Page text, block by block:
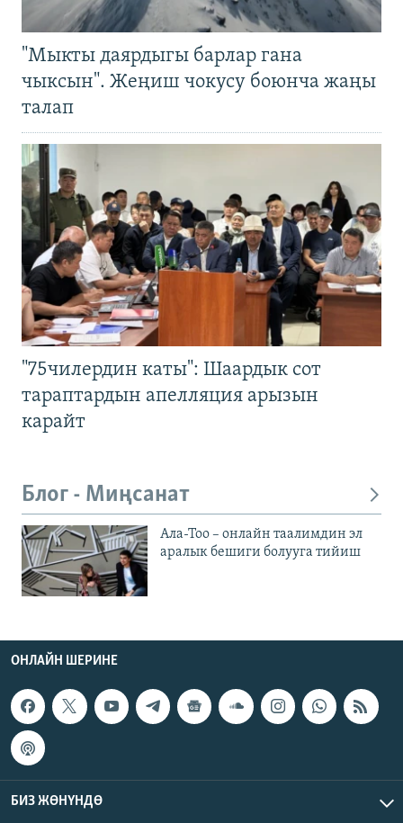
"Мыкты даярдыгы барлар гана
чыксын". Жеңиш чокусу боюнча жаңы
талап
"75чилердин каты": Шаардык сот
тараптардын апелляция арызын
карайт
Блог - Миңсанат
Ала-Тоо – онлайн таалимдин эл
аралык бешиги болууга тийиш
ОНЛАЙН ШЕРИНЕ
БИЗ ЖӨНҮНДӨ